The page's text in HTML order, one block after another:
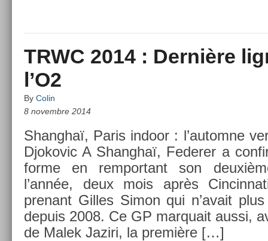
TRWC 2014 : Dernière
l’O2
By Colin
8 novembre 2014
Shanghaï, Paris in­door : l’autom­ne
Djokovic A Shanghaï, Feder­er a
forme en re­mpor­tant son
l’année, deux mois après
prenant Gil­les Simon qui n’avait
de­puis 2008. Ce GP mar­quait aussi,
de Malek Jaziri, la première […]